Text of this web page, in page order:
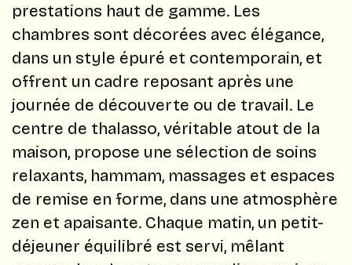
prestations haut de gamme. Les
chambres sont décorées avec élégance,
dans un style épuré et contemporain, et
offrent un cadre reposant après une
journée de découverte ou de travail. Le
centre de thalasso, véritable atout de la
maison, propose une sélection de soins
relaxants, hammam, massages et espaces
de remise en forme, dans une atmosphère
zen et apaisante. Chaque matin, un petit-
déjeuner équilibré est servi, mêlant